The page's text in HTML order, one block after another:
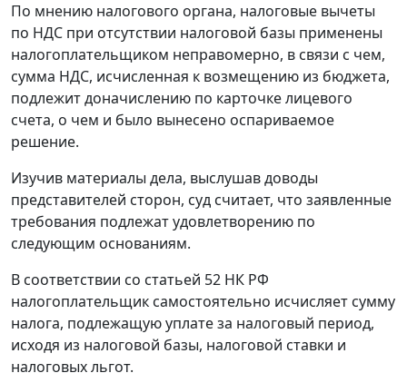
По мнению налогового органа, налоговые вычеты
по НДС при отсутствии налоговой базы применены
налогоплательщиком неправомерно, в связи с чем,
сумма НДС, исчисленная к возмещению из бюджета,
подлежит доначислению по карточке лицевого
счета, о чем и было вынесено оспариваемое
решение.
Изучив материалы дела, выслушав доводы
представителей сторон, суд считает, что заявленные
требования подлежат удовлетворению по
следующим основаниям.
В соответствии со статьей 52 НК РФ
налогоплательщик самостоятельно исчисляет сумму
налога, подлежащую уплате за налоговый период,
исходя из налоговой базы, налоговой ставки и
налоговых льгот.